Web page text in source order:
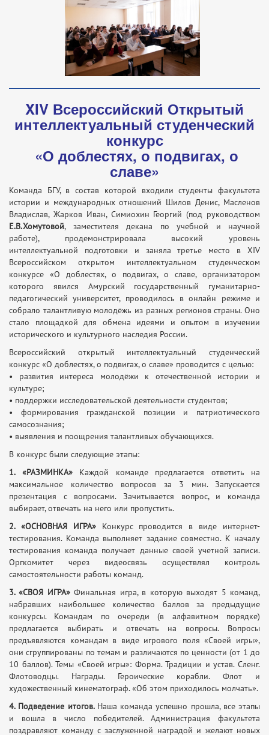
XIV Всероссийский Открытый
интеллектуальный студенческий
конкурс
«О доблестях, о подвигах, о
славе»
Команда БГУ, в состав которой входили студенты факультета
истории и международных отношений Шилов Денис, Масленов
Владислав, Жарков Иван, Симиохин Георгий (под руководством
Е.В.Хомутовой, заместителя декана по учебной и научной
работе), продемонстрировала высокий уровень
интеллектуальной подготовки и заняла третье место в XIV
Всероссийском открытом интеллектуальном студенческом
конкурсе «О доблестях, о подвигах, о славе, организатором
которого явился Амурский государственный гуманитарно-
педагогический университет, проводилось в онлайн режиме и
собрало талантливую молодёжь из разных регионов страны. Оно
стало площадкой для обмена идеями и опытом в изучении
исторического и культурного наследия России.
Всероссийский открытый интеллектуальный студенческий
конкурс «О доблестях, о подвигах, о славе» проводится с целью:
• развития интереса молодёжи к отечественной истории и
культуре;
• поддержки исследовательской деятельности студентов;
• формирования гражданской позиции и патриотического
самосознания;
• выявления и поощрения талантливых обучающихся.
В конкурс были следующие этапы:
1. «РАЗМИНКА»Каждой команде предлагается ответить на
максимальное количество вопросов за 3 мин. Запускается
презентация с вопросами. Зачитывается вопрос, и команда
выбирает, отвечать на него или пропустить.
2. «ОСНОВНАЯ ИГРА»Конкурс проводится в виде интернет-
тестирования. Команда выполняет задание совместно. К началу
тестирования команда получает данные своей учетной записи.
Оргкомитет через видеосвязь осуществлял контроль
самостоятельности работы команд.
3. «СВОЯ ИГРА»Финальная игра, в которую выходят 5 команд,
набравших наибольшее количество баллов за предыдущие
конкурсы. Командам по очереди (в алфавитном порядке)
предлагается выбирать и отвечать на вопросы. Вопросы
предъявляются командам в виде игрового поля «Своей игры»,
они сгруппированы по темам и различаются по ценности (от 1 до
10 баллов). Темы «Своей игры»: Форма. Традиции и устав. Сленг.
Флотоводцы. Награды. Героические корабли. Флот и
художественный кинематограф. «Об этом приходилось молчать».
4. Подведение итогов. Наша команда успешно прошла, все этапы
и вошла в число победителей. Администрация факультета
поздравляют команду с заслуженной наградой и желают новых